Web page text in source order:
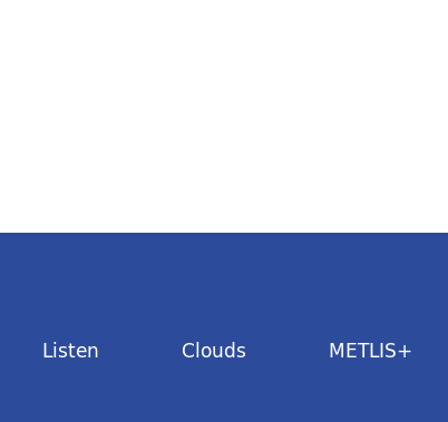
Listen Clouds METLIS+